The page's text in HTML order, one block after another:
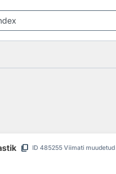
content_copy ID 485255 Viimati muudetud